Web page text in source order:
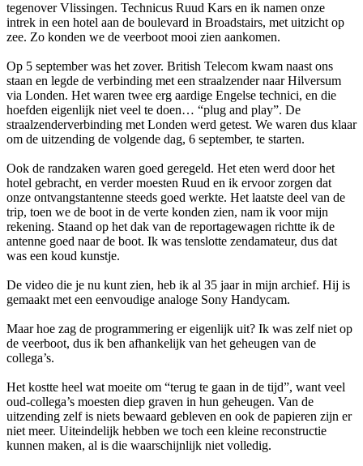
tegenover Vlissingen. Technicus Ruud Kars en ik namen onze
intrek in een hotel aan de boulevard in Broadstairs, met uitzicht op
zee. Zo konden we de veerboot mooi zien aankomen.
Op 5 september was het zover. British Telecom kwam naast ons
staan en legde de verbinding met een straalzender naar Hilversum
via Londen. Het waren twee erg aardige Engelse technici, en die
hoefden eigenlijk niet veel te doen… “plug and play”. De
straalzenderverbinding met Londen werd getest. We waren dus klaar
om de uitzending de volgende dag, 6 september, te starten.
Ook de randzaken waren goed geregeld. Het eten werd door het
hotel gebracht, en verder moesten Ruud en ik ervoor zorgen dat
onze ontvangstantenne steeds goed werkte. Het laatste deel van de
trip, toen we de boot in de verte konden zien, nam ik voor mijn
rekening. Staand op het dak van de reportagewagen richtte ik de
antenne goed naar de boot. Ik was tenslotte zendamateur, dus dat
was een koud kunstje.
De video die je nu kunt zien, heb ik al 35 jaar in mijn archief. Hij is
gemaakt met een eenvoudige analoge Sony Handycam.
Maar hoe zag de programmering er eigenlijk uit? Ik was zelf niet op
de veerboot, dus ik ben afhankelijk van het geheugen van de
collega’s.
Het kostte heel wat moeite om “terug te gaan in de tijd”, want veel
oud-collega’s moesten diep graven in hun geheugen. Van de
uitzending zelf is niets bewaard gebleven en ook de papieren zijn er
niet meer. Uiteindelijk hebben we toch een kleine reconstructie
kunnen maken, al is die waarschijnlijk niet volledig.